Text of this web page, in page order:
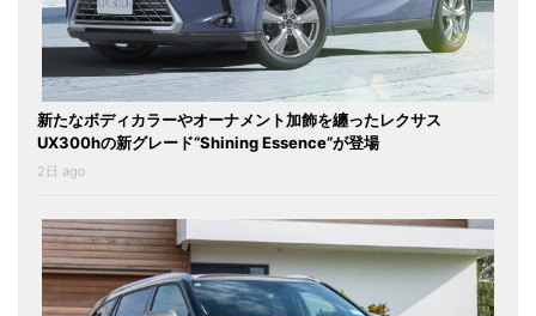
新たなボディカラーやオーナメント加飾を纏ったレクサス
UX300hの新グレード“Shining Essence”が登場
2日 ago